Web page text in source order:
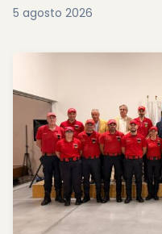
5 agosto 2026